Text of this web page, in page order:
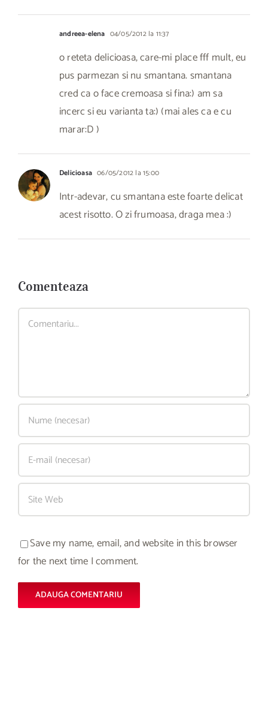
andreea-elena 04/05/2012 la 11:37
o reteta delicioasa, care-mi place fff mult, eu
pus parmezan si nu smantana. smantana
cred ca o face cremoasa si fina:) am sa
incerc si eu varianta ta:) (mai ales ca e cu
marar:D )
Delicioasa 06/05/2012 la 15:00
Intr-adevar, cu smantana este foarte delicat
acest risotto. O zi frumoasa, draga mea :)
Comenteaza
Comment
Save my name, email, and website in this browser
for the next time I comment.